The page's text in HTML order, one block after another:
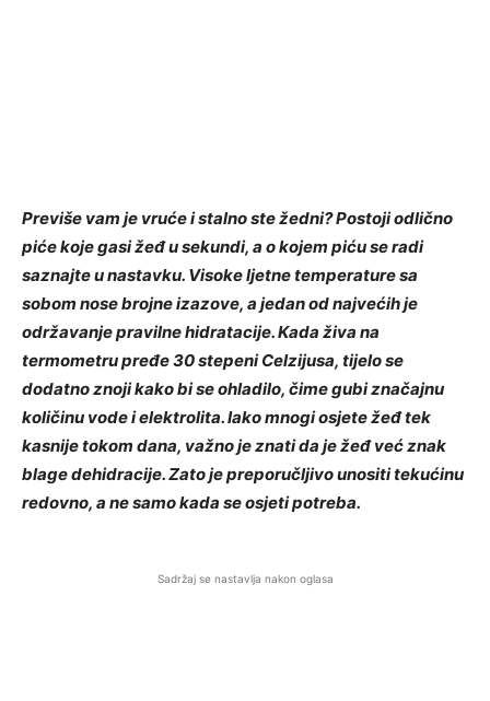
Previše vam je vruće i stalno ste žedni? Postoji odlično
piće koje gasi žeđ u sekundi, a o kojem piću se radi
saznajte u nastavku. Visoke ljetne temperature sa
sobom nose brojne izazove, a jedan od najvećih je
održavanje pravilne hidratacije. Kada živa na
termometru pređe 30 stepeni Celzijusa, tijelo se
dodatno znoji kako bi se ohladilo, čime gubi značajnu
količinu vode i elektrolita. Iako mnogi osjete žeđ tek
kasnije tokom dana, važno je znati da je žeđ već znak
blage dehidracije. Zato je preporučljivo unositi tekućinu
redovno, a ne samo kada se osjeti potreba.
Sadržaj se nastavlja nakon oglasa